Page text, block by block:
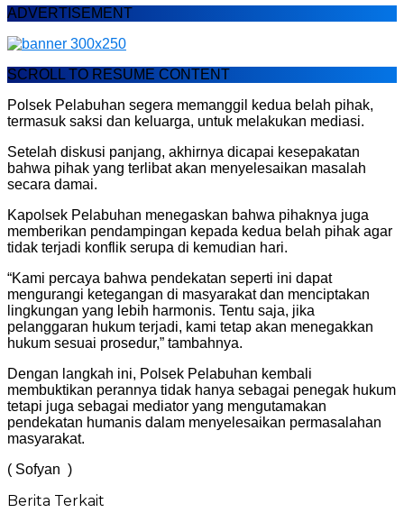
ADVERTISEMENT
SCROLL TO RESUME CONTENT
Polsek Pelabuhan segera memanggil kedua belah pihak,
termasuk saksi dan keluarga, untuk melakukan mediasi.
Setelah diskusi panjang, akhirnya dicapai kesepakatan
bahwa pihak yang terlibat akan menyelesaikan masalah
secara damai.
Kapolsek Pelabuhan menegaskan bahwa pihaknya juga
memberikan pendampingan kepada kedua belah pihak agar
tidak terjadi konflik serupa di kemudian hari.
“Kami percaya bahwa pendekatan seperti ini dapat
mengurangi ketegangan di masyarakat dan menciptakan
lingkungan yang lebih harmonis. Tentu saja, jika
pelanggaran hukum terjadi, kami tetap akan menegakkan
hukum sesuai prosedur,” tambahnya.
Dengan langkah ini, Polsek Pelabuhan kembali
membuktikan perannya tidak hanya sebagai penegak hukum
tetapi juga sebagai mediator yang mengutamakan
pendekatan humanis dalam menyelesaikan permasalahan
masyarakat.
( Sofyan )
Berita Terkait